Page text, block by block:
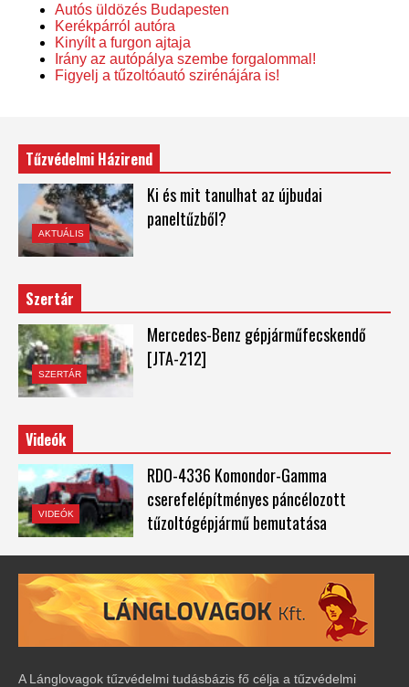
Autós üldözés Budapesten
Kerékpárról autóra
Kinyílt a furgon ajtaja
Irány az autópálya szembe forgalommal!
Figyelj a tűzoltóautó szirénájára is!
Tűzvédelmi Házirend
AKTUÁLIS
Ki és mit tanulhat az újbudai
paneltűzből?
Szertár
SZERTÁR
Mercedes-Benz gépjárműfecskendő
[JTA-212]
Videók
VIDEÓK
RDO-4336 Komondor-Gamma
cserefelépítményes páncélozott
tűzoltógépjármű bemutatása
A Lánglovagok tűzvédelmi tudásbázis fő célja a tűzvédelmi